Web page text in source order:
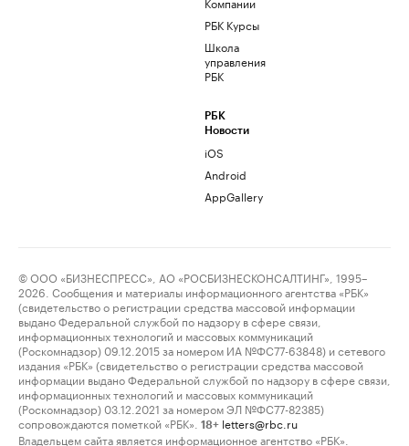
РБК Курсы
Школа
управления
РБК
РБК
Новости
iOS
Android
AppGallery
© ООО «БИЗНЕСПРЕСС», АО «РОСБИЗНЕСКОНСАЛТИНГ», 1995–
2026. Сообщения и материалы информационного агентства «РБК»
(свидетельство о регистрации средства массовой информации
выдано Федеральной службой по надзору в сфере связи,
информационных технологий и массовых коммуникаций
(Роскомнадзор) 09.12.2015 за номером ИА №ФС77-63848) и сетевого
издания «РБК» (свидетельство о регистрации средства массовой
информации выдано Федеральной службой по надзору в сфере связи,
информационных технологий и массовых коммуникаций
(Роскомнадзор) 03.12.2021 за номером ЭЛ №ФС77-82385)
сопровождаются пометкой «РБК».
18+ letters@rbc.ru
Владельцем сайта является информационное агентство «РБК».